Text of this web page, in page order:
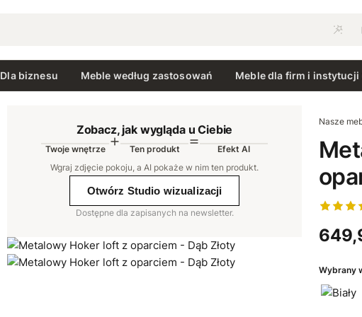
Dla biznesu Meble według zastosowań Meble dla firm i instytucji
Zobacz, jak wygląda u Ciebie
Twoje wnętrze Ten produkt
Efekt AI
Wgraj zdjęcie pokoju, a AI pokaże w nim ten produkt.
Otwórz Studio wizualizacji
Dostępne dla zapisanych na newsletter.
Nasze
Wybrany